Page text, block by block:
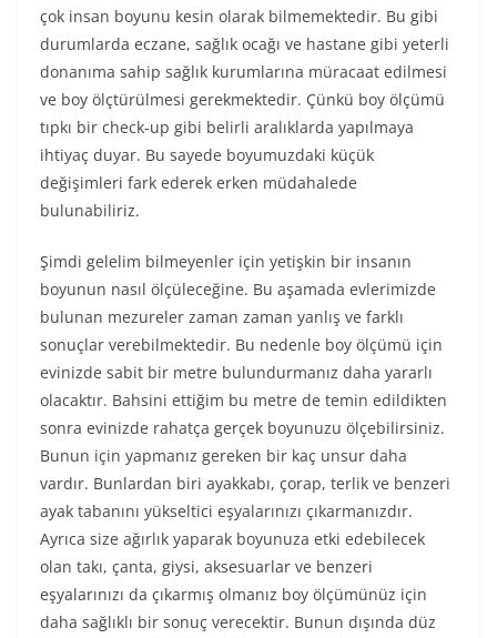
çok insan boyunu kesin olarak bilmemektedir. Bu gibi
durumlarda eczane, sağlık ocağı ve hastane gibi yeterli
donanıma sahip sağlık kurumlarına müracaat edilmesi
ve boy ölçtürülmesi gerekmektedir. Çünkü boy ölçümü
tıpkı bir check-up gibi belirli aralıklarda yapılmaya
ihtiyaç duyar. Bu sayede boyumuzdaki küçük
değişimleri fark ederek erken müdahalede
bulunabiliriz.
Şimdi gelelim bilmeyenler için yetişkin bir insanın
boyunun nasıl ölçüleceğine. Bu aşamada evlerimizde
bulunan mezureler zaman zaman yanlış ve farklı
sonuçlar verebilmektedir. Bu nedenle boy ölçümü için
evinizde sabit bir metre bulundurmanız daha yararlı
olacaktır. Bahsini ettiğim bu metre de temin edildikten
sonra evinizde rahatça gerçek boyunuzu ölçebilirsiniz.
Bunun için yapmanız gereken bir kaç unsur daha
vardır. Bunlardan biri ayakkabı, çorap, terlik ve benzeri
ayak tabanını yükseltici eşyalarınızı çıkarmanızdır.
Ayrıca size ağırlık yaparak boyunuza etki edebilecek
olan takı, çanta, giysi, aksesuarlar ve benzeri
eşyalarınızı da çıkarmış olmanız boy ölçümünüz için
daha sağlıklı bir sonuç verecektir. Bunun dışında düz